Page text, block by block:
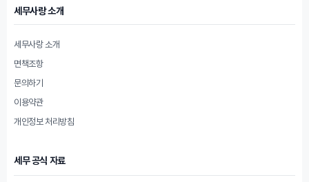
세무사랑 소개
세무사랑 소개
면책조항
문의하기
이용약관
개인정보 처리방침
세무 공식 자료